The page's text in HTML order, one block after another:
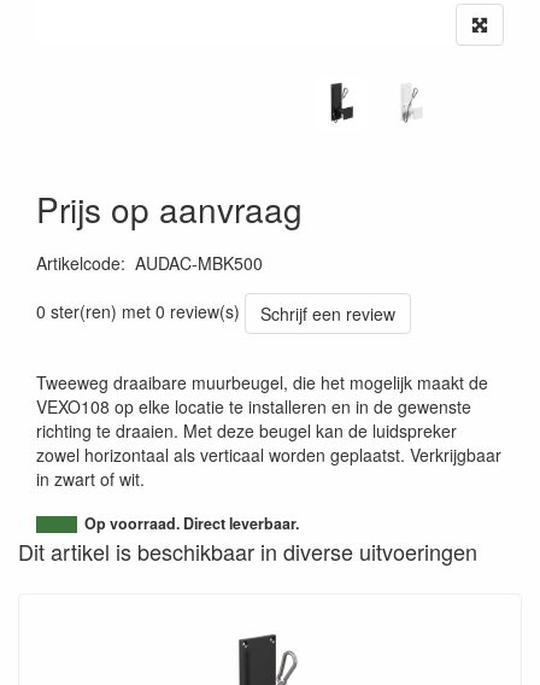
Prijs op aanvraag
Artikelcode: AUDAC-MBK500
0 ster(ren) met 0 review(s)
Schrijf een review
Tweeweg draaibare muurbeugel, die het mogelijk maakt de
VEXO108 op elke locatie te installeren en in de gewenste
richting te draaien. Met deze beugel kan de luidspreker
zowel horizontaal als verticaal worden geplaatst. Verkrijgbaar
in zwart of wit.
Op voorraad. Direct leverbaar.
Dit artikel is beschikbaar in diverse uitvoeringen